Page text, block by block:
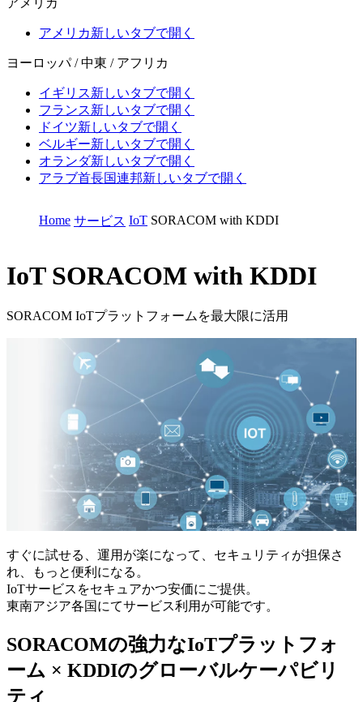
アメリカ
アメリカ新しいタブで開く
ヨーロッパ / 中東 / アフリカ
イギリス新しいタブで開く
フランス新しいタブで開く
ドイツ新しいタブで開く
ベルギー新しいタブで開く
オランダ新しいタブで開く
アラブ首長国連邦新しいタブで開く
Home サービス IoT SORACOM with KDDI
IoT SORACOM with KDDI
SORACOM IoTプラットフォームを最大限に活用
すぐに試せる、運用が楽になって、セキュリティが担保さ
れ、もっと便利になる。
IoTサービスをセキュアかつ安価にご提供。
東南アジア各国にてサービス利用が可能です。
SORACOMの強力なIoTプラットフォ
ーム × KDDIのグローバルケーパビリ
ティ